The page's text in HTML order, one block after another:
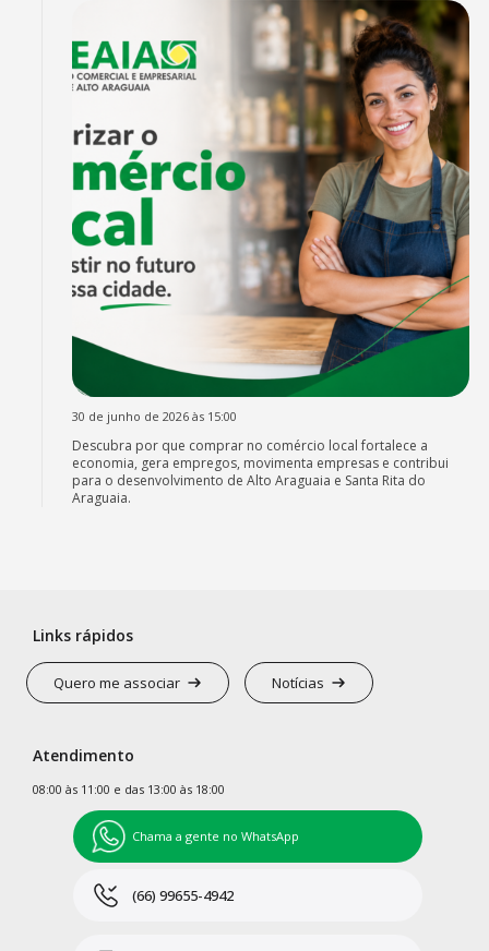
30 de junho de 2026 às 15:00
Descubra por que comprar no comércio local fortalece a
economia, gera empregos, movimenta empresas e contribui
para o desenvolvimento de Alto Araguaia e Santa Rita do
Araguaia.
Links rápidos
Quero me associar Notícias
Atendimento
08:00 às 11:00 e das 13:00 às 18:00
Chama a gente no WhatsApp
(66) 99655-4942